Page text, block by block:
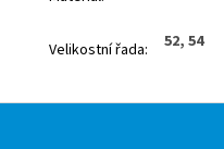
Velikostní řada: 52, 54